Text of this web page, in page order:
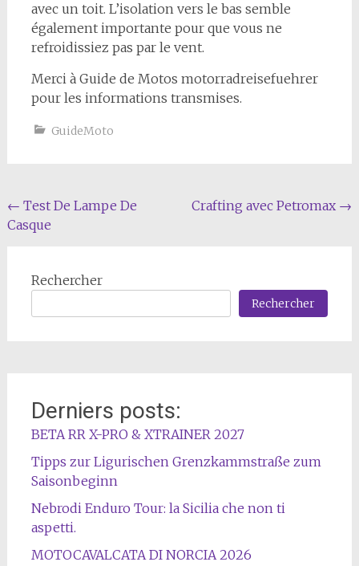
avec un toit. L’isolation vers le bas semble
également importante pour que vous ne
refroidissiez pas par le vent.
Merci à Guide de Motos motorradreisefuehrer
pour les informations transmises.
GuideMoto
Navigation
de
← Test De Lampe De
Casque
Crafting avec Petromax →
Rechercher
Rechercher
Derniers posts:
BETA RR X-PRO & XTRAINER 2027
Tipps zur Ligurischen Grenzkammstraße zum
Saisonbeginn
Nebrodi Enduro Tour: la Sicilia che non ti
aspetti.
MOTOCAVALCATA DI NORCIA 2026